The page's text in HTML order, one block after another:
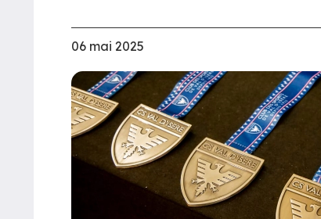
06 mai 2025